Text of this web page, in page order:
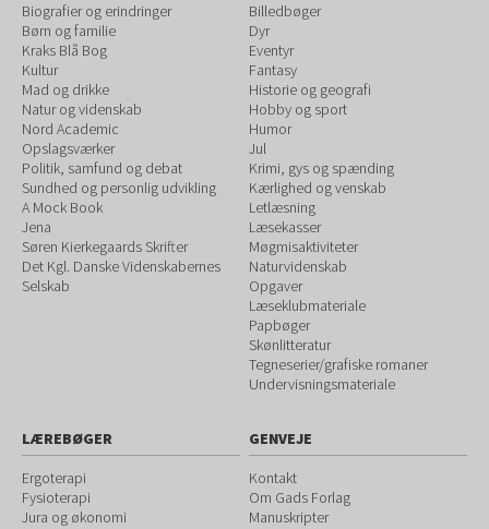
Biografier og erindringer
Børn og familie
Kraks Blå Bog
Kultur
Mad og drikke
Natur og videnskab
Nord Academic
Opslagsværker
Politik, samfund og debat
Sundhed og personlig udvikling
A Mock Book
Jena
Søren Kierkegaards Skrifter
Det Kgl. Danske Videnskabernes
Selskab
Billedbøger
Dyr
Eventyr
Fantasy
Historie og geografi
Hobby og sport
Humor
Jul
Krimi, gys og spænding
Kærlighed og venskab
Letlæsning
Læsekasser
Møgmisaktiviteter
Naturvidenskab
Opgaver
Læseklubmateriale
Papbøger
Skønlitteratur
Tegneserier/grafiske romaner
Undervisningsmateriale
LÆREBØGER
Ergoterapi
Fysioterapi
Jura og økonomi
GENVEJE
Kontakt
Om Gads Forlag
Manuskripter